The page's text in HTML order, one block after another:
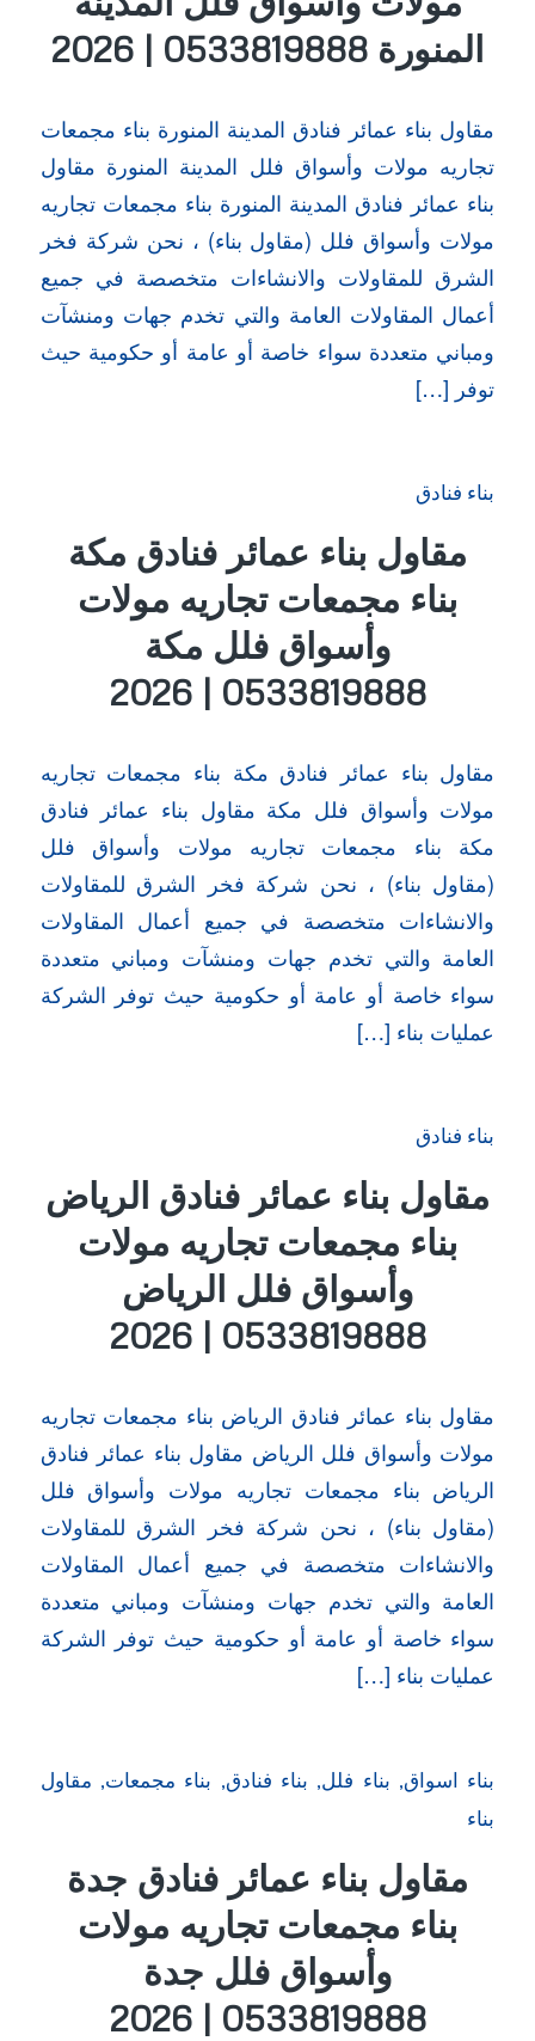
المنورة 0533819888 | 2026
مقاول بناء عمائر فنادق المدينة المنورة بناء مجمعات
تجاريه مولات وأسواق فلل المدينة المنورة مقاول
بناء عمائر فنادق المدينة المنورة بناء مجمعات تجاريه
مولات وأسواق فلل (مقاول بناء) ، نحن شركة فخر
الشرق للمقاولات والانشاءات متخصصة في جميع
أعمال المقاولات العامة والتي تخدم جهات ومنشآت
ومباني متعددة سواء خاصة أو عامة أو حكومية حيث
توفر […]
بناء فنادق
مقاول بناء عمائر فنادق مكة
بناء مجمعات تجاريه مولات
وأسواق فلل مكة
0533819888 | 2026
مقاول بناء عمائر فنادق مكة بناء مجمعات تجاريه
مولات وأسواق فلل مكة مقاول بناء عمائر فنادق
مكة بناء مجمعات تجاريه مولات وأسواق فلل
(مقاول بناء) ، نحن شركة فخر الشرق للمقاولات
والانشاءات متخصصة في جميع أعمال المقاولات
العامة والتي تخدم جهات ومنشآت ومباني متعددة
سواء خاصة أو عامة أو حكومية حيث توفر الشركة
عمليات بناء […]
بناء فنادق
مقاول بناء عمائر فنادق الرياض
بناء مجمعات تجاريه مولات
وأسواق فلل الرياض
0533819888 | 2026
مقاول بناء عمائر فنادق الرياض بناء مجمعات تجاريه
مولات وأسواق فلل الرياض مقاول بناء عمائر فنادق
الرياض بناء مجمعات تجاريه مولات وأسواق فلل
(مقاول بناء) ، نحن شركة فخر الشرق للمقاولات
والانشاءات متخصصة في جميع أعمال المقاولات
العامة والتي تخدم جهات ومنشآت ومباني متعددة
سواء خاصة أو عامة أو حكومية حيث توفر الشركة
عمليات بناء […]
بناء اسواق, بناء فلل, بناء فنادق, بناء مجمعات, مقاول
بناء
مقاول بناء عمائر فنادق جدة
بناء مجمعات تجاريه مولات
وأسواق فلل جدة
0533819888 | 2026